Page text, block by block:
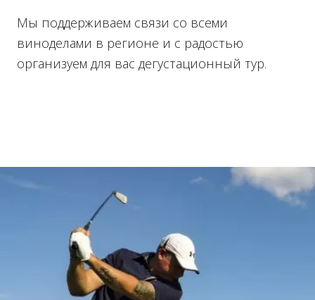
Мы поддерживаем связи со всеми
виноделами в регионе и с радостью
организуем для вас дегустационный тур.